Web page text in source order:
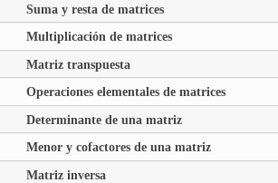
Suma y resta de matrices
Multiplicación de matrices
Matriz transpuesta
Operaciones elementales de matrices
Determinante de una matriz
Menor y cofactores de una matriz
Matriz inversa